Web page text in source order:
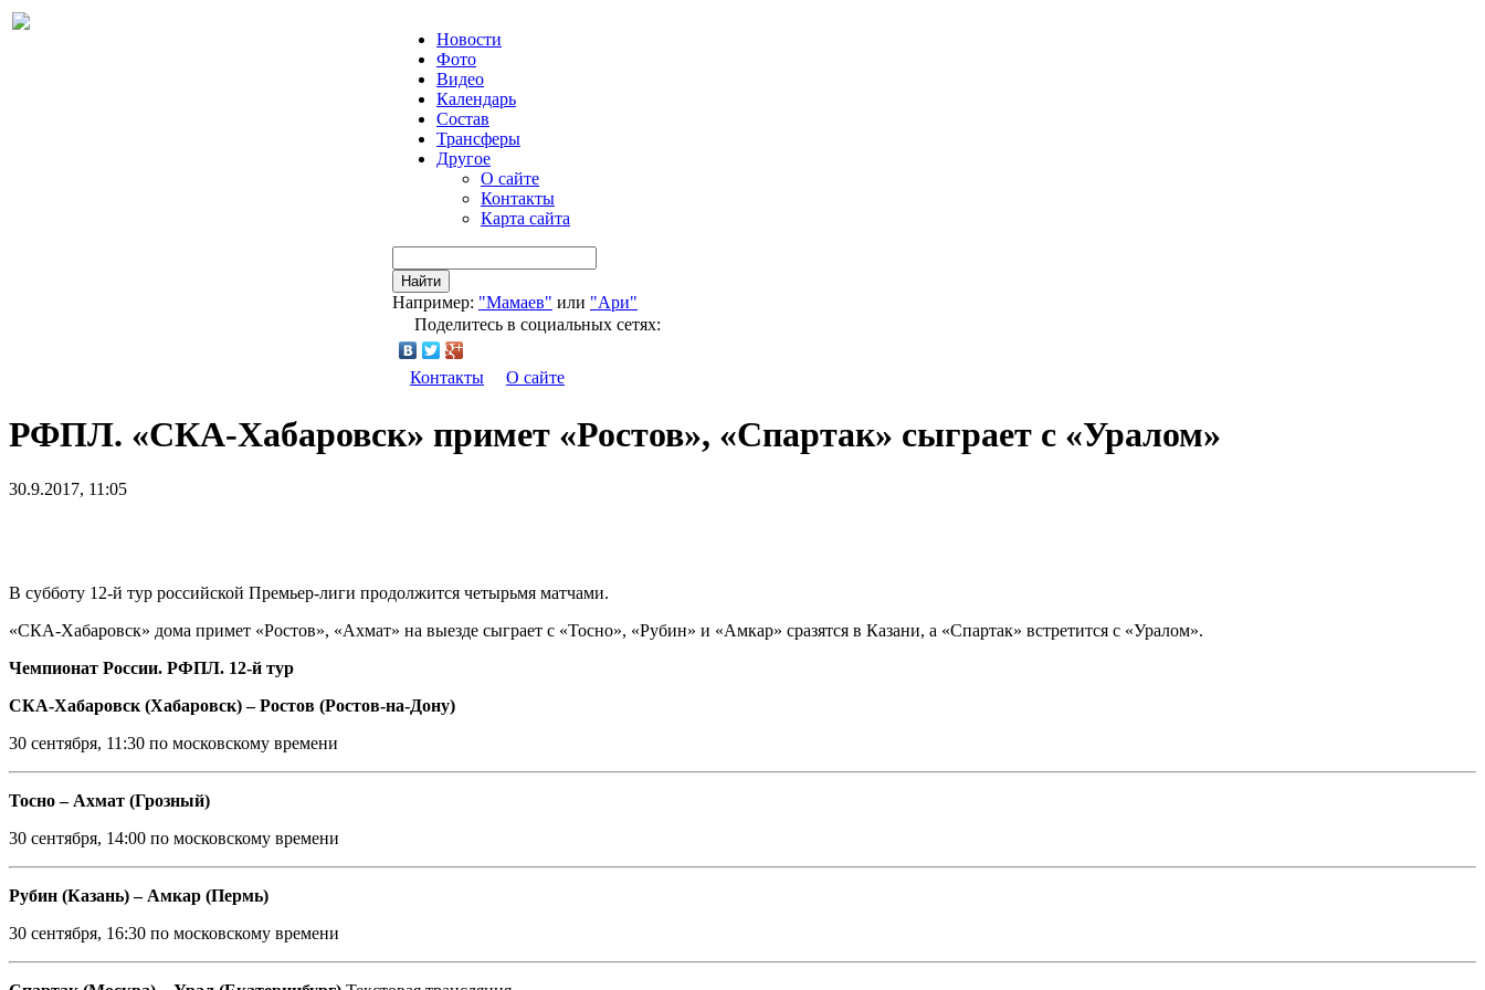
Новости
Фото
Видео
Календарь
Состав
Трансферы
Другое
О сайте
Контакты
Карта сайта
Найти
Например: "Мамаев" или "Ари"
Поделитесь в социальных сетях:
Контакты О сайте
РФПЛ. «СКА-Хабаровск» примет «Ростов», «Спартак» сыграет с «Уралом»
30.9.2017, 11:05
В субботу 12-й тур российской Премьер-лиги продолжится четырьмя матчами.
«СКА-Хабаровск» дома примет «Ростов», «Ахмат» на выезде сыграет с «Тосно», «Рубин» и «Амкар» сразятся в Казани, а «Спартак» встретится с «Уралом».
Чемпионат России. РФПЛ. 12-й тур
СКА-Хабаровск (Хабаровск) – Ростов (Ростов-на-Дону)
30 сентября, 11:30 по московскому времени
Тосно – Ахмат (Грозный)
30 сентября, 14:00 по московскому времени
Рубин (Казань) – Амкар (Пермь)
30 сентября, 16:30 по московскому времени